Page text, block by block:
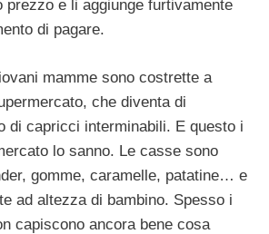
prezzo e li aggiunge furtivamente
di pagare.
mamme sono costrette a
che diventa di
di capricci interminabili. E questo i
lo sanno. Le casse sono
gomme, caramelle, patatine… e
ad altezza di bambino. Spesso i
capiscono ancora bene cosa